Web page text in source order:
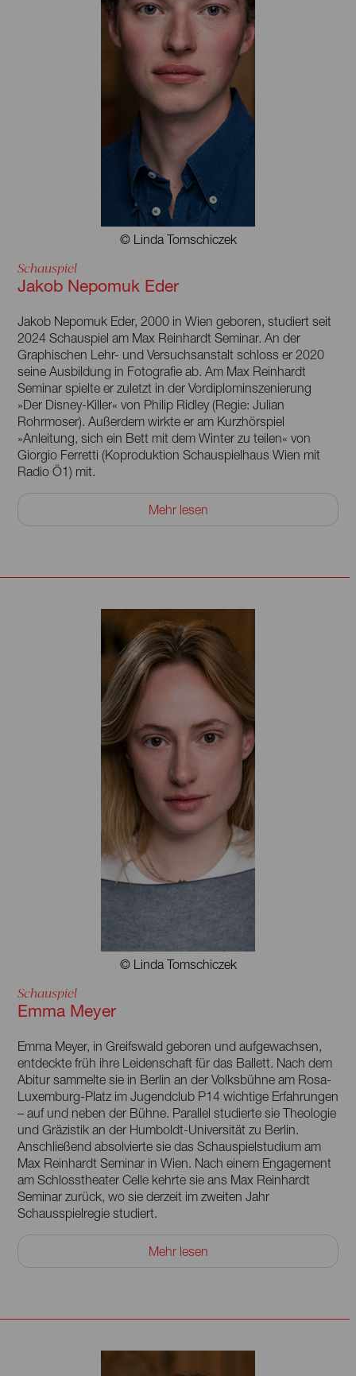
© Linda Tomschiczek
Schauspiel
Jakob Nepomuk Eder
Jakob Nepomuk Eder, 2000 in Wien geboren, studiert seit
2024 Schauspiel am Max Reinhardt Seminar. An der
Graphischen Lehr- und Versuchsanstalt schloss er 2020
seine Ausbildung in Fotografie ab. Am Max Reinhardt
Seminar spielte er zuletzt in der Vordiplominszenierung
»Der Disney-Killer« von Philip Ridley (Regie: Julian
Rohrmoser). Außerdem wirkte er am Kurzhörspiel
»Anleitung, sich ein Bett mit dem Winter zu teilen« von
Giorgio Ferretti (Koproduktion Schauspielhaus Wien mit
Radio Ö1) mit.
In den letzten Jahren stand er in mehreren Kurzfilmen vor
der Kamera und arbeitete zwischen Schule und Studium
Mehr lesen
© Linda Tomschiczek
Schauspiel
Emma Meyer
Emma Meyer, in Greifswald geboren und aufgewachsen,
entdeckte früh ihre Leidenschaft für das Ballett. Nach dem
Abitur sammelte sie in Berlin an der Volksbühne am Rosa-
Luxemburg-Platz im Jugendclub P14 wichtige Erfahrungen
– auf und neben der Bühne. Parallel studierte sie Theologie
und Gräzistik an der Humboldt-Universität zu Berlin.
Anschließend absolvierte sie das Schauspielstudium am
Max Reinhardt Seminar in Wien. Nach einem Engagement
am Schlosstheater Celle kehrte sie ans Max Reinhardt
Seminar zurück, wo sie derzeit im zweiten Jahr
Schausspielregie studiert.
Zuletzt war sie in der Diplominszenierung ihren Kollegen
Jakob Leanda Wernisch »Keine Hoffnung, Baby!« als
Mehr lesen